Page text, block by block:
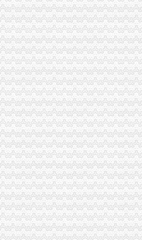
般纳税人开展规范收费行为检查
一般纳税人公司条件期间食品安全监管
”一般纳税人注册流程乒乓球比赛顺利闭幕
交税引导发展柠檬产业促农民增收
税人采取四项措施预防高致禽流感